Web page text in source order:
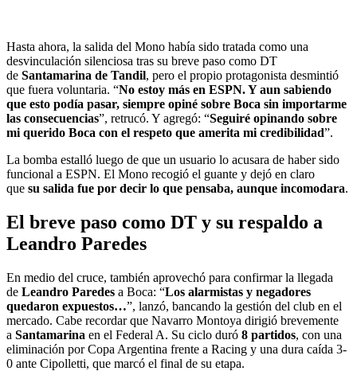
Hasta ahora, la salida del Mono había sido tratada como una
desvinculación silenciosa tras su breve paso como DT
de Santamarina de Tandil, pero el propio protagonista desmintió
que fuera voluntaria. “No estoy más en ESPN. Y aun sabiendo
que esto podía pasar, siempre opiné sobre Boca sin importarme
las consecuencias”, retrucó. Y agregó: “Seguiré opinando sobre
mi querido Boca con el respeto que amerita mi credibilidad”.
La bomba estalló luego de que un usuario lo acusara de haber sido
funcional a ESPN. El Mono recogió el guante y dejó en claro
que su salida fue por decir lo que pensaba, aunque incomodara.
El breve paso como DT y su respaldo a
Leandro Paredes
En medio del cruce, también aprovechó para confirmar la llegada
de Leandro Paredes a Boca: “Los alarmistas y negadores
quedaron expuestos…”, lanzó, bancando la gestión del club en el
mercado. Cabe recordar que Navarro Montoya dirigió brevemente
a Santamarina en el Federal A. Su ciclo duró 8 partidos, con una
eliminación por Copa Argentina frente a Racing y una dura caída 3-
0 ante Cipolletti, que marcó el final de su etapa.